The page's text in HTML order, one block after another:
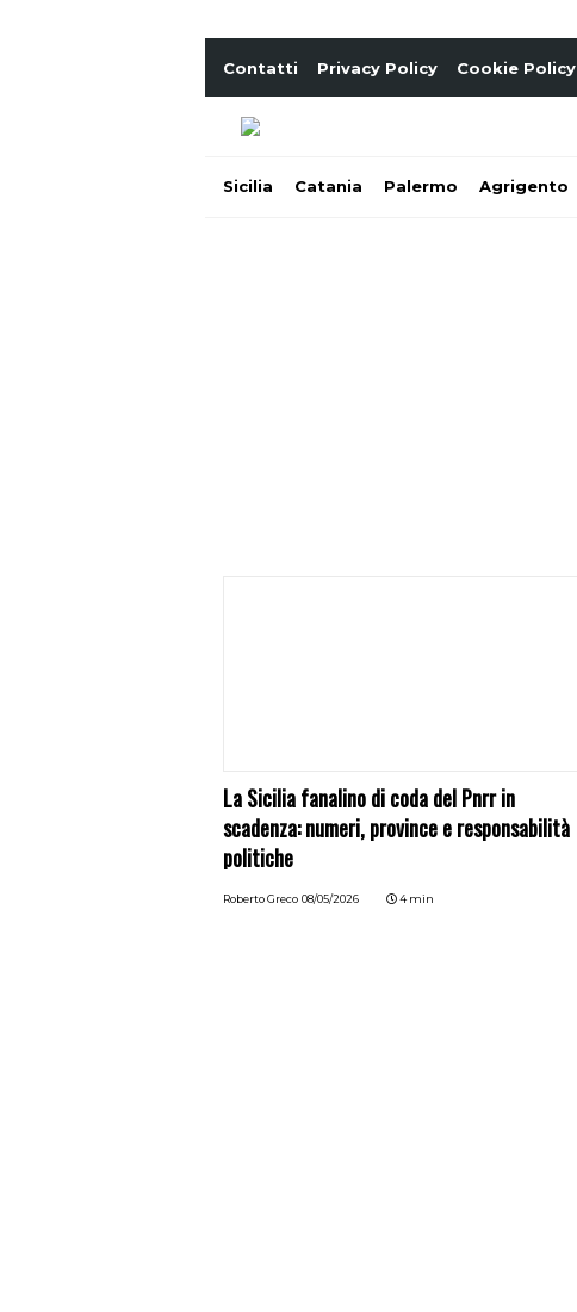
Contatti Privacy Policy Cookie Policy
Sicilia Catania Palermo Agrigento
La Sicilia fanalino di coda del Pnrr in
scadenza: numeri, province e responsabilità
politiche
Roberto Greco 08/05/2026 4 min